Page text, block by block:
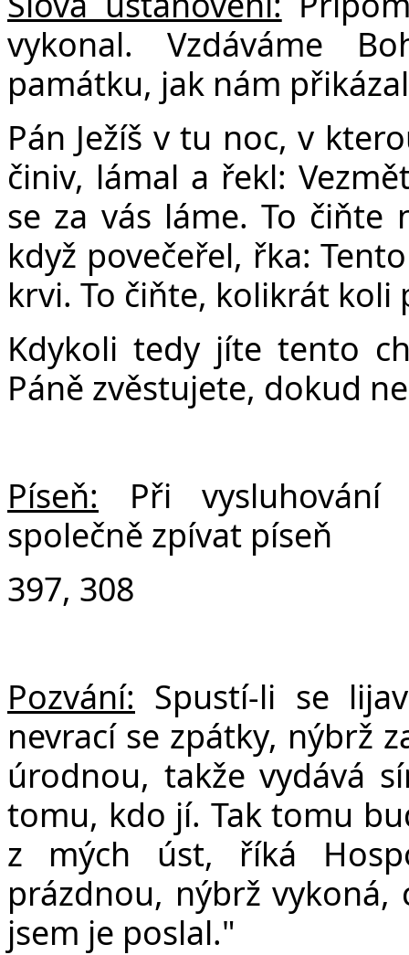
vykonal. Vzdáváme
památku, jak nám
Pán Ježíš v tu noc, v
činiv, lámal a řekl:
se za vás láme. To čiňte
když povečeřel, řka:
krvi. To čiňte, kolikrát
Kdykoli tedy jíte tento
Páně zvěstujete, dokud
Píseň: Při vysluhování
společně zpívat píseň
397, 308
Pozvání: Spustí-li se
nevrací se zpátky, nýbrž
úrodnou, takže vydává
tomu, kdo jí. Tak tomu
z mých úst, říká
prázdnou, nýbrž vykoná,
jsem je poslal."